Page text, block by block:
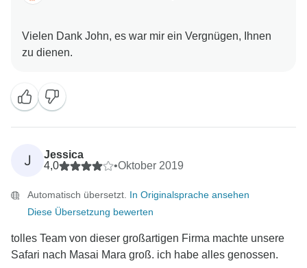
Vielen Dank John, es war mir ein Vergnügen, Ihnen
J
Jessica
4,0
•Oktober 2019
Automatisch übersetzt. In Originalsprache ansehen
Diese Übersetzung bewerten
tolles Team von dieser großartigen Firma machte unsere
Safari nach Masai Mara groß. ich habe alles genossen.